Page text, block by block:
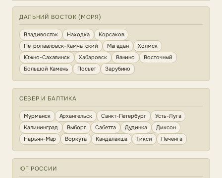
ДАЛЬНИЙ ВОСТОК (МОРЯ)
Владивосток Находка
Корсаков
Петропавловск-Камчатский
Магадан
Холмск
Южно-Сахалинск
Хабаровск Ванино
Восточный
Большой Камень
Посьет Зарубино
СЕВЕР И БАЛТИКА
Мурманск Архангельск Санкт-Петербург
Усть-Луга
Калининград
Выборг Сабетта Дудинка
Диксон
Нарьян-Мар
Воркута Кандалакша Тикси Печенга
ЮГ РОССИИ